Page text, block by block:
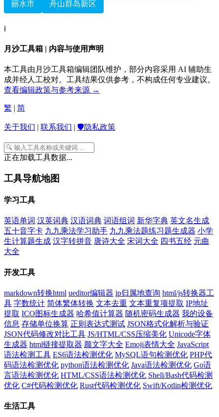
丽水市 舟山群岛新区
ℹ️
月沙工具箱 | 内容与使用声明
本工具由月沙工具箱编辑团队维护，部分内容采用 AI 辅助生
成并经人工校对。工具结果仅供参考，不构成任何专业建议。
查看编辑政策与参考来源 →
繁 | 简
关于我们 | 联系我们 | 🛡️隐私政策
正在加载工具数据...
工具导航地图
学习工具
英语单词 汉英词典 汉语词典 词语组词 新华字典 英文名生成
五十音字卡 九九乘法学习助手 九九乘法题练习题生成器 小学
生计算题生成 汉字转拼音 唐诗大全 宋词大全 四书五经 元曲
大全
开发工具
markdown转换html ueditor编辑器 ip归属地查询 html/js转换器工
具 字数统计 简体繁体转换 文本去重 文本重复项提取 IP地址
提取 ICO图标生成器 哈希值计算器 随机密码生成器 我的设备
信息 存储单位换算 正则表达式测试 JSON格式化解析与验证
JSON代码修改对比工具 JS/HTML/CSS压缩美化 Unicode字体
生成器 html链接提取器 颜文字大全 Emoji表情大全 JavaScript
语法检测工具 ES6语法检测优化 MySQL语句检测优化 PHP代
码语法检测优化 python语法检测优化 Java语法检测优化 Go语
言语法检测优化 HTML/CSS语法检测优化 Shell/Bash代码检测
优化 C#代码检测优化 Rust代码检测优化 Swift/Kotlin检测优化
生活工具